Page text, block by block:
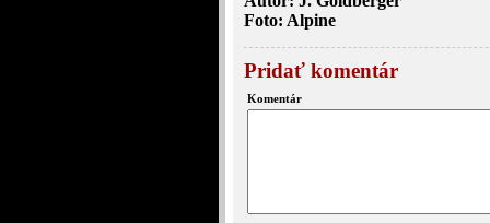
Foto: Alpine
Pridať komentár
Komentár